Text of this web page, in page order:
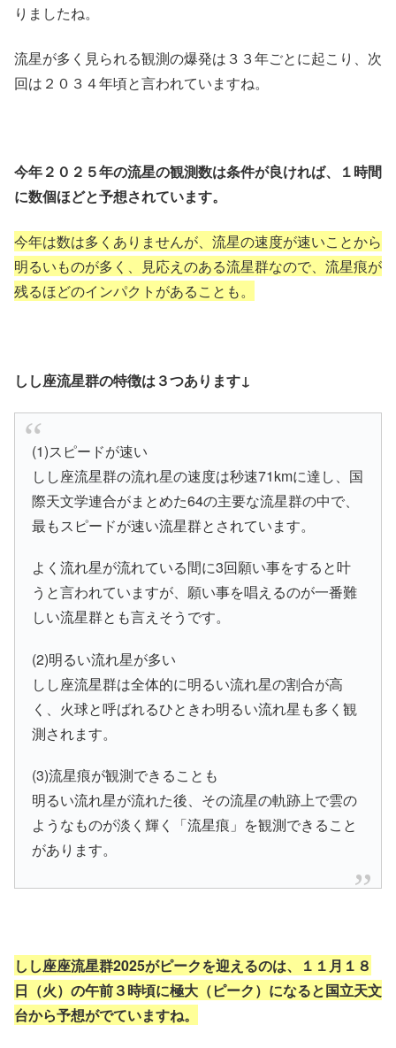
りましたね。
流星が多く見られる観測の爆発は３３年ごとに起こり、次
回は２０３４年頃と言われていますね。
今年２０２５年の流星の観測数は条件が良ければ、１時間
に数個ほどと予想されています。
今年は数は多くありませんが、流星の速度が速いことから
明るいものが多く、見応えのある流星群なので、流星痕が
残るほどのインパクトがあることも。
しし座流星群の特徴は３つあります↓
(1)スピードが速い
しし座流星群の流れ星の速度は秒速71kmに達し、国
際天文学連合がまとめた64の主要な流星群の中で、
最もスピードが速い流星群とされています。
よく流れ星が流れている間に3回願い事をすると叶
うと言われていますが、願い事を唱えるのが一番難
しい流星群とも言えそうです。
(2)明るい流れ星が多い
しし座流星群は全体的に明るい流れ星の割合が高
く、火球と呼ばれるひときわ明るい流れ星も多く観
測されます。
(3)流星痕が観測できることも
明るい流れ星が流れた後、その流星の軌跡上で雲の
ようなものが淡く輝く「流星痕」を観測できること
があります。
しし座座流星群2025がピークを迎えるのは、１１月１８
日（火）の午前３時頃に極大（ピーク）になると国立天文
台から予想がでていますね。